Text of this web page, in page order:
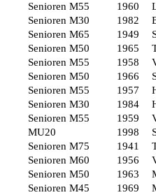
Senioren M55 1960
Senioren M30 1982
Senioren M65 1949
Senioren M50 1965
Senioren M55 1958
Senioren M50 1966
Senioren M55 1957
Senioren M30 1984
Senioren M55 1959
MU20 1998
Senioren M75 1941
Senioren M60 1956
Senioren M50 1963
Senioren M45 1969